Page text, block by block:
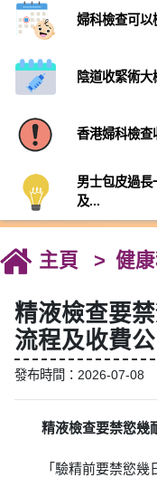
婦科檢查可以
陰道收緊術
香港婦科檢查
男士包皮過
及...
主頁 健
精液檢查要
流程及收費公
發布時間：2026-07-08
精液檢查要禁慾幾
「驗精前要禁慾幾